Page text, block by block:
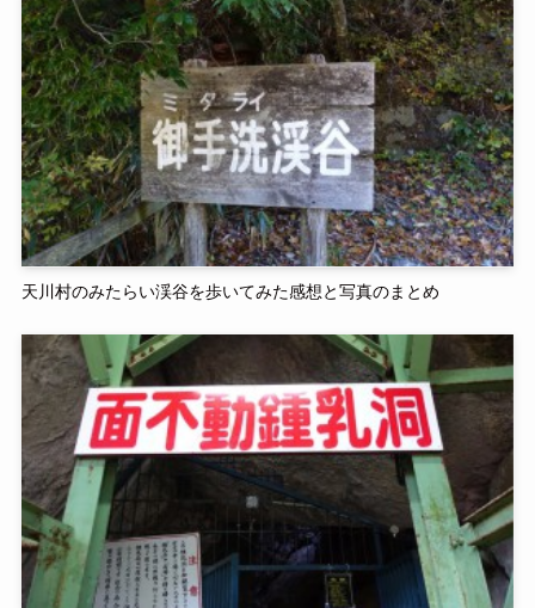
天川村のみたらい渓谷を歩いてみた感想と写真のまとめ